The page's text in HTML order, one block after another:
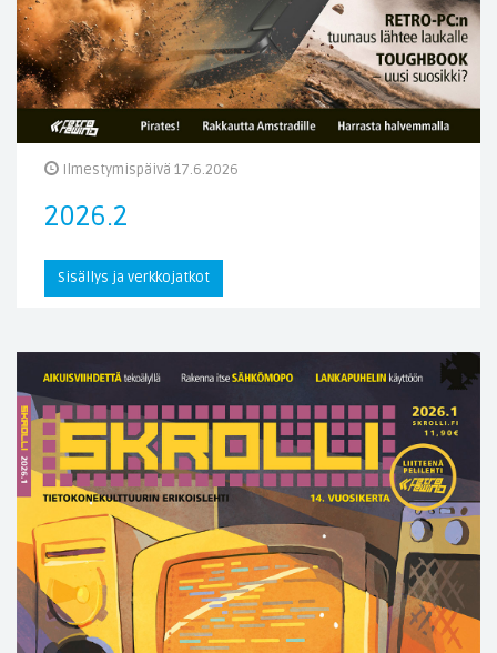
Ilmestymispäivä 17.6.2026
2026.2
Sisällys ja verkkojatkot